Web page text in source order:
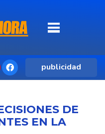
publicidad
DE
EN LA